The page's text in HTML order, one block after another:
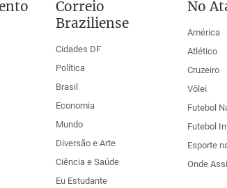
Correio
Braziliense
Cidades DF
Política
Brasil
Economia
Mundo
Diversão e Arte
Ciência e Saúde
Eu Estudante
No
América
Atlético
Cruzeiro
Vôlei
Futebol
Futebol
Esporte
Onde